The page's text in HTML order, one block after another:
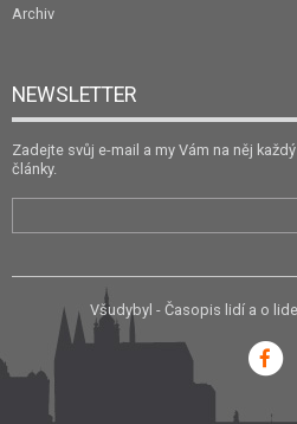
Archiv
NEWSLETTER
Zadejte svůj e-mail a my Vám na něj
články.
Všudybyl - Časopis lidí a o